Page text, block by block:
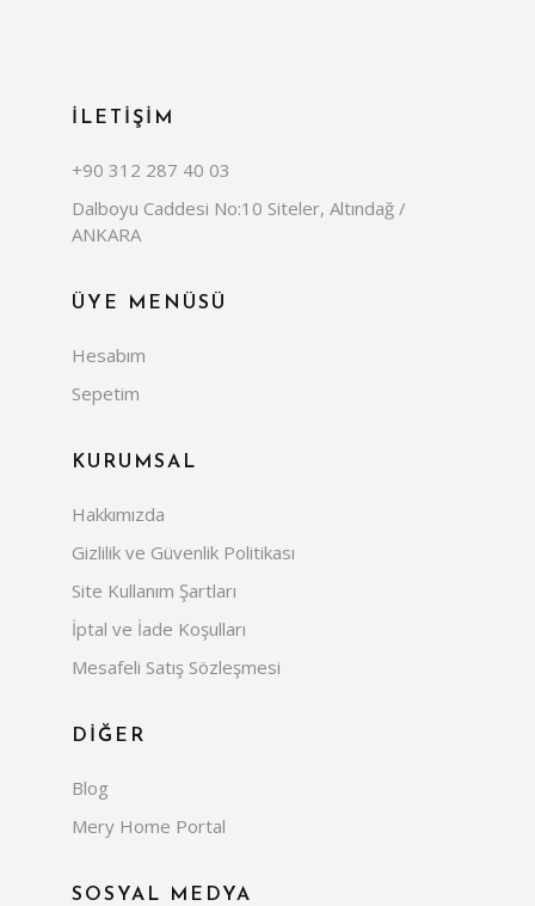
İLETİŞİM
+90 312 287 40 03
Dalboyu Caddesi No:10 Siteler, Altındağ /
ANKARA
ÜYE MENÜSÜ
Hesabım
Sepetim
KURUMSAL
Hakkımızda
Gizlilik ve Güvenlik Politikası
Site Kullanım Şartları
İptal ve İade Koşulları
Mesafeli Satış Sözleşmesi
DİĞER
Blog
Mery Home Portal
SOSYAL MEDYA